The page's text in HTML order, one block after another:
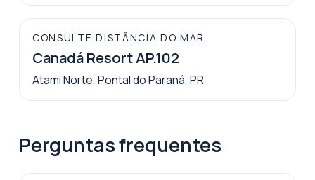
CONSULTE DISTÂNCIA DO MAR
Canadá Resort AP.102
Atami Norte, Pontal do Paraná, PR
Perguntas frequentes